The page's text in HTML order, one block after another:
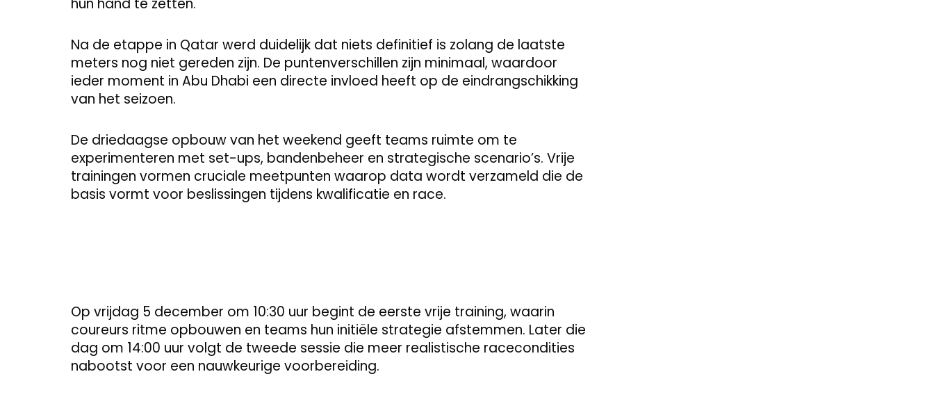
Na de etappe in Qatar werd duidelijk dat niets definitief is zolang de laatste
meters nog niet gereden zijn. De puntenverschillen zijn minimaal, waardoor
ieder moment in Abu Dhabi een directe invloed heeft op de eindrangschikking
van het seizoen.
De driedaagse opbouw van het weekend geeft teams ruimte om te
experimenteren met set-ups, bandenbeheer en strategische scenario’s. Vrije
trainingen vormen cruciale meetpunten waarop data wordt verzameld die de
basis vormt voor beslissingen tijdens kwalificatie en race.
Op vrijdag 5 december om 10:30 uur begint de eerste vrije training, waarin
coureurs ritme opbouwen en teams hun initiële strategie afstemmen. Later die
dag om 14:00 uur volgt de tweede sessie die meer realistische racecondities
nabootst voor een nauwkeurige voorbereiding.